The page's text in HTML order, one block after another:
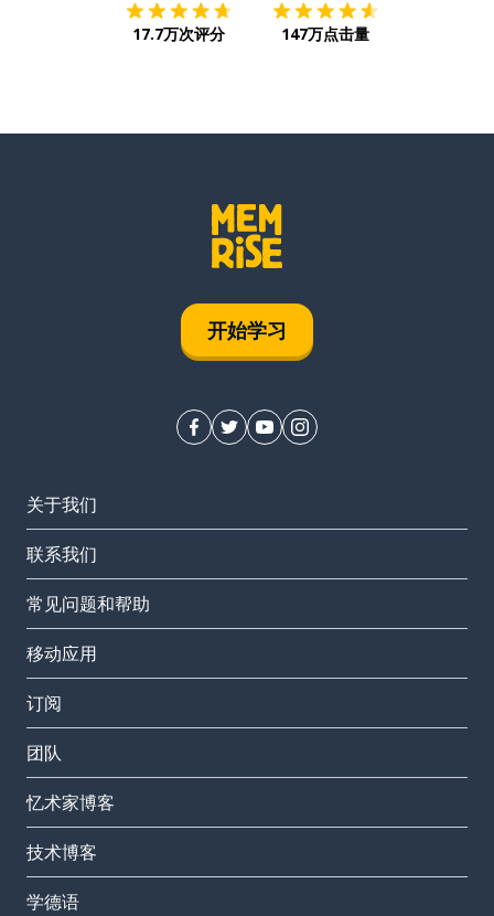
17.7万次评分 147万点击量
开始学习
关于我们
联系我们
常见问题和帮助
移动应用
订阅
团队
忆术家博客
技术博客
学德语